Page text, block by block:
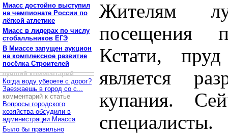
Миасс достойно выступил
на чемпионате России по
лёгкой атлетике
Миасс в лидерах по числу
стобалльников ЕГЭ
В Миассе запущен аукцион
на комплексное развитие
посёлка Строителей
лучший комментарий
Когда воду уберете с дорог?
Заезжаешь в город со с...
комментарий к статье
Вопросы городского
хозяйства обсудили в
администрации Миасса
Было бы правильно
Жителям
посещения
Кстати,
является
купания.